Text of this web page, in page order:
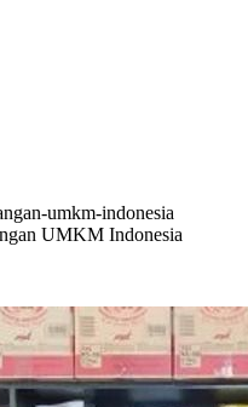
UMKM Indonesia